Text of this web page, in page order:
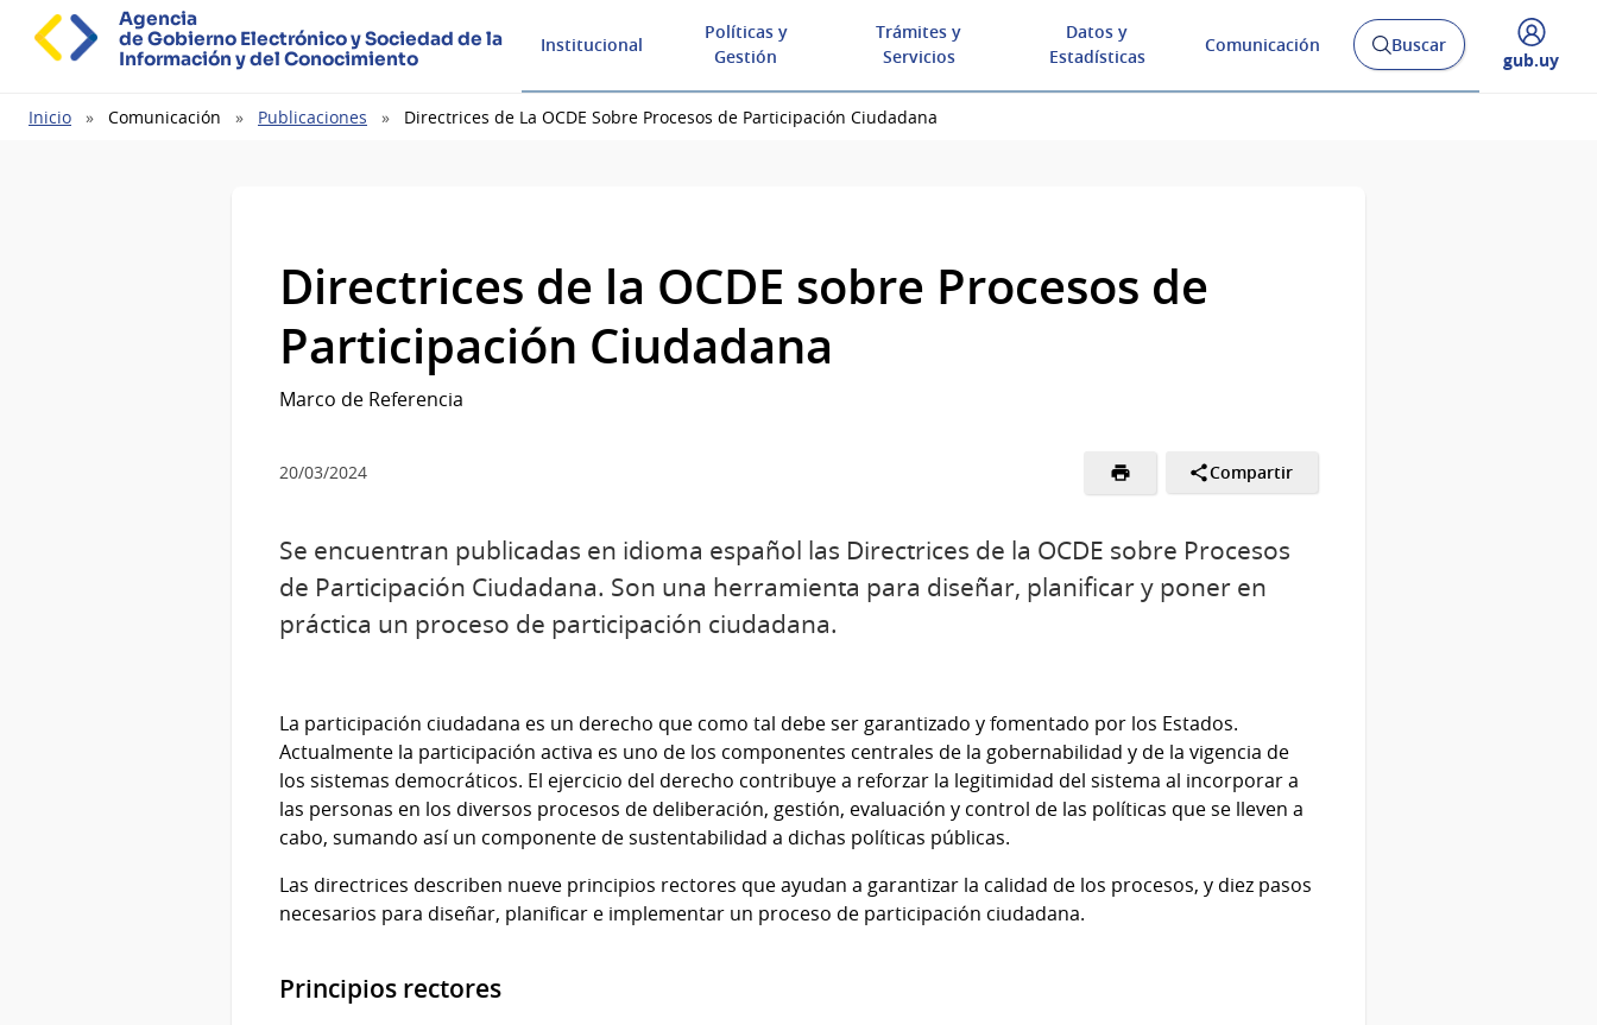
Agencia
de Gobierno Electrónico y Sociedad de la
Información y del Conocimiento
Institucional
Políticas y
Gestión
Trámites y
Servicios
Datos y
Estadísticas
Comunicación
AbrirBuscar
Desplegar
gub.uy
Ruta
Inicio Comunicación Publicaciones Directrices de La OCDE Sobre Procesos de Participación Ciudadana
Directrices de la OCDE sobre Procesos de
Participación Ciudadana
Marco de Referencia
20/03/2024 Compartir
Se encuentran publicadas en idioma español las Directrices de la OCDE sobre Procesos
de Participación Ciudadana. Son una herramienta para diseñar, planificar y poner en
práctica un proceso de participación ciudadana.
La participación ciudadana es un derecho que como tal debe ser garantizado y fomentado por los Estados.
Actualmente la participación activa es uno de los componentes centrales de la gobernabilidad y de la vigencia de
los sistemas democráticos. El ejercicio del derecho contribuye a reforzar la legitimidad del sistema al incorporar a
las personas en los diversos procesos de deliberación, gestión, evaluación y control de las políticas que se lleven a
cabo, sumando así un componente de sustentabilidad a dichas políticas públicas.
Las directrices describen nueve principios rectores que ayudan a garantizar la calidad de los procesos, y diez pasos
necesarios para diseñar, planificar e implementar un proceso de participación ciudadana.
Principios rectores